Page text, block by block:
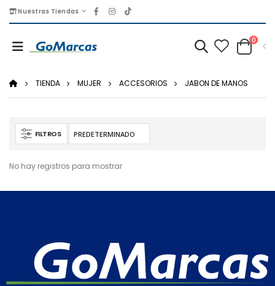
Nuestras Tiendas
0
TIENDA MUJER ACCESORIOS JABON DE MANOS
FILTROS
No hay registros para mostrar